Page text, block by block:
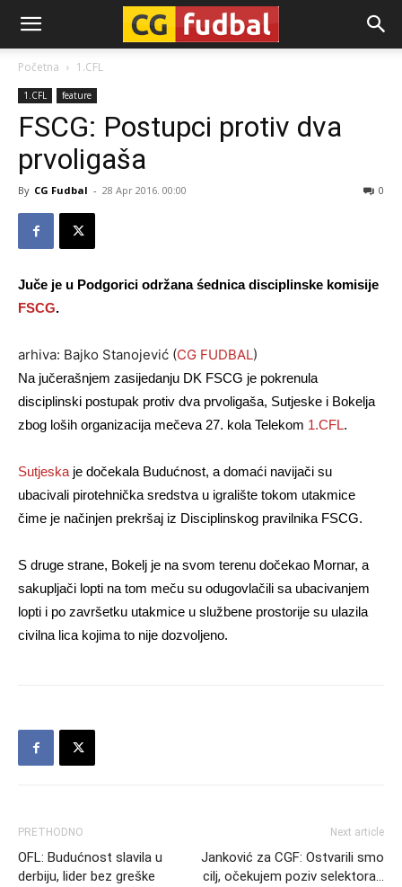
CG-
Fudbal
Početna 1.CFL
1.CFL feature
FSCG: Postupci protiv dva
prvoligaša
By CG Fudbal - 28 Apr 2016. 00:00 0
Juče je u Podgorici održana śednica disciplinske komisije
FSCG.
arhiva: Bajko Stanojević (CG FUDBAL)
Na jučerašnjem zasijedanju DK FSCG je pokrenula
disciplinski postupak protiv dva prvoligaša, Sutjeske i Bokelja
zbog loših organizacija mečeva 27. kola Telekom 1.CFL.
Sutjeska je dočekala Budućnost, a domaći navijači su
ubacivali pirotehnička sredstva u igralište tokom utakmice
čime je načinjen prekršaj iz Disciplinskog pravilnika FSCG.
S druge strane, Bokelj je na svom terenu dočekao Mornar, a
sakupljači lopti na tom meču su odugovlačili sa ubacivanjem
lopti i po završetku utakmice u službene prostorije su ulazila
civilna lica kojima to nije dozvoljeno.
PRETHODNO
OFL: Budućnost slavila u
derbiju, lider bez greške
Next article
Janković za CGF: Ostvarili smo
cilj, očekujem poziv selektora…